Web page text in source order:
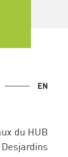
EN
du HUB